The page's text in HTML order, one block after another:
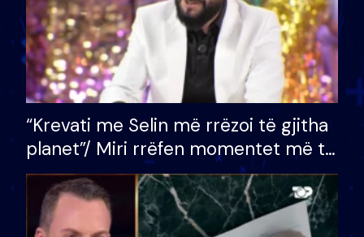
“Krevati me Selin më rrëzoi të gjitha
planet”/ Miri rrëfen momentet më të
bukura në shtëpinë e BB VIP: Do më
mungojë zilja e mëngjesit kur…